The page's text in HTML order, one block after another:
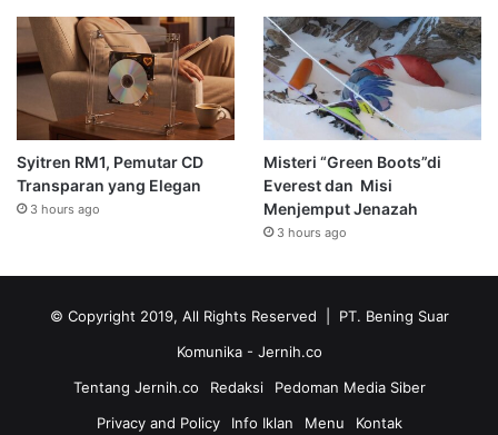
Syitren RM1, Pemutar CD
Transparan yang Elegan
3 hours ago
Misteri “Green Boots”di
Everest dan Misi
Menjemput Jenazah
3 hours ago
© Copyright 2019, All Rights Reserved | PT. Bening Suar
Komunika - Jernih.co
Tentang Jernih.co
Redaksi
Pedoman Media Siber
Privacy and Policy
Info Iklan Menu Kontak